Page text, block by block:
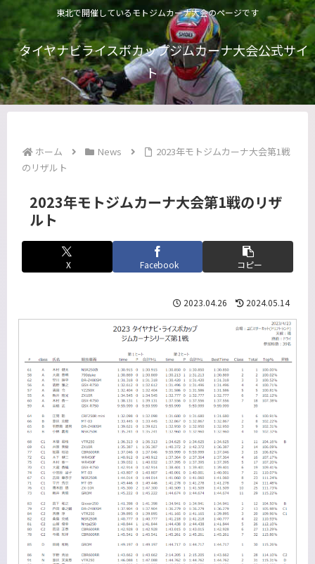
東北で開催しているモトジムカーナ大会のページです
タイヤナビライスポカップジムカーナ大会公式サイ
ト
ホーム News
2023年モトジムカーナ大会第1戦
のリザルト
2023年モトジムカーナ大会第1戦のリザ
ルト
X Facebook コピー
2023.04.26 2024.05.14